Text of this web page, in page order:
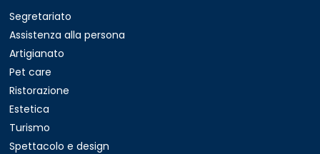
Segretariato
Assistenza alla persona
Artigianato
Pet care
Ristorazione
Estetica
Turismo
Spettacolo e design